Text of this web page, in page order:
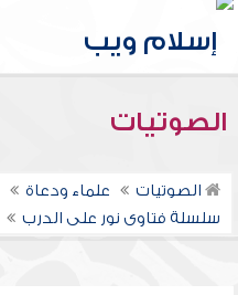
الصوتيات
الصوتيات علماء ودعاة
سلسلة فتاوى نور على الدرب